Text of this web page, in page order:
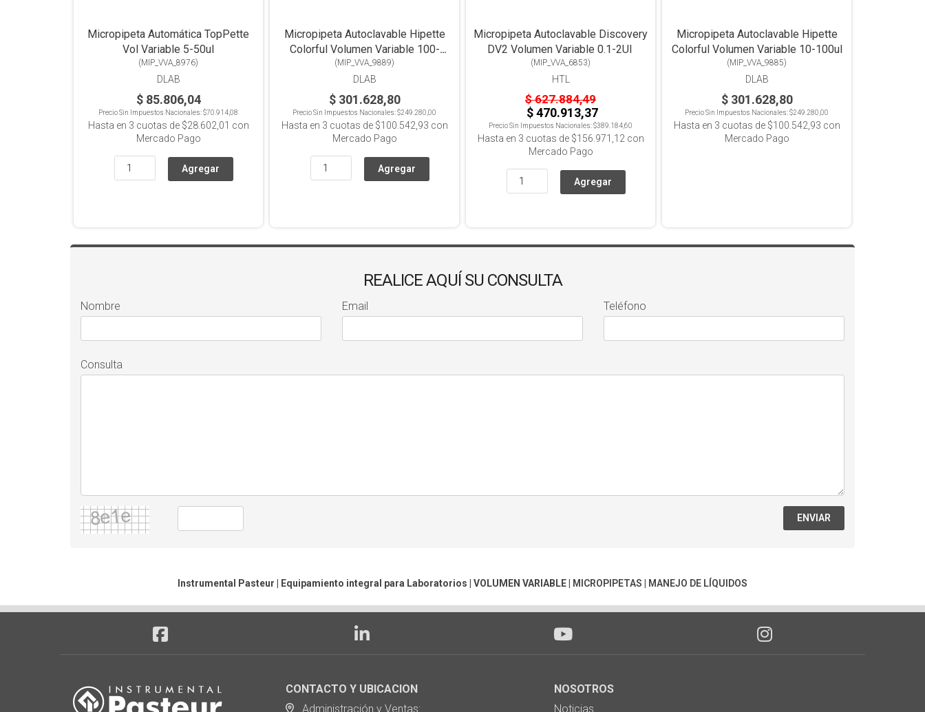
Micropipeta Automática TopPette
Vol Variable 5-50ul
(MIP_VVA_8976)
DLAB
$ 85.806,04
Precio Sin Impuestos Nacionales:$70.914,08
Hasta en 3 cuotas de $28.602,01 con
Mercado Pago
Micropipeta Autoclavable Hipette
Colorful Volumen Variable 100-
1000ul
(MIP_VVA_9889)
DLAB
$ 301.628,80
Precio Sin Impuestos Nacionales:$249.280,00
Hasta en 3 cuotas de $100.542,93 con
Mercado Pago
Micropipeta Autoclavable Discovery
DV2 Volumen Variable 0.1-2Ul
(MIP_VVA_6853)
HTL
$ 627.884,49
$ 470.913,37
Precio Sin Impuestos Nacionales:$389.184,60
Hasta en 3 cuotas de $156.971,12 con
Mercado Pago
Micropipeta Autoclavable Hipette
Colorful Volumen Variable 10-100ul
(MIP_VVA_9885)
DLAB
$ 301.628,80
Precio Sin Impuestos Nacionales:$249.280,00
Hasta en 3 cuotas de $100.542,93 con
Mercado Pago
REALICE AQUÍ SU CONSULTA
Nombre Email Teléfono
Consulta
ENVIAR
Instrumental Pasteur | Equipamiento integral para Laboratorios | VOLUMEN VARIABLE MICROPIPETAS MANEJO DE LÍQUIDOS
CONTACTO Y UBICACION
Administración y Ventas:
NOSOTROS
Noticias